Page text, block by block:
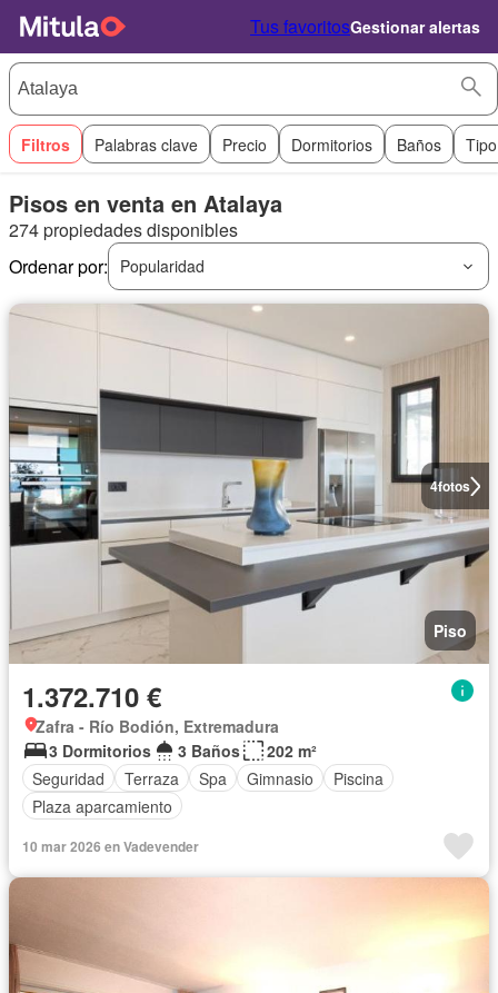
Tus favoritosGestionar alertas
Filtros Palabras clave Precio Dormitorios Baños
Pisos en venta en Atalaya
274 propiedades disponibles
Ordenar por:
Popularidad
4fotos
Piso
1.372.710 €
Zafra - Río Bodión, Extremadura
3 Dormitorios
3 Baños
202 m²
Seguridad
Terraza Spa Gimnasio
Piscina
Plaza aparcamiento
10 mar 2026 en Vadevender